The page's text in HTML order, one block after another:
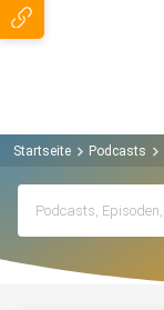
Startseite Podcasts